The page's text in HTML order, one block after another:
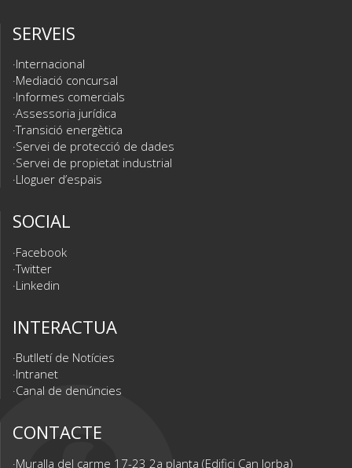
SERVEIS
Internacional
Mediació concursal
Informes comercials
Assessoria jurídica
Transició energètica
Servei de protecció de dades
Servei de propietat industrial
Lloguer d’espais
SOCIAL
Facebook
Twitter
Linkedin
INTERACTUA
Butlletí de Notícies
Intranet
Canal de denúncies
CONTACTE
Muralla del carme 17-23 2a planta (Edifici Can Jorba)